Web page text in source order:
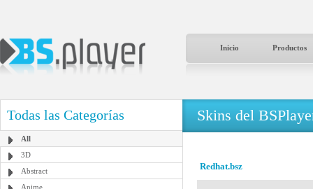
Inicio Productos
Todas las Categorías
All
3D
Abstract
Anime
Skins del
Redhat.bsz